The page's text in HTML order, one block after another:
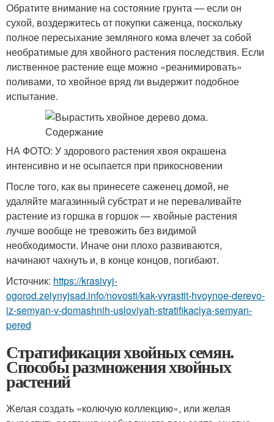
Обратите внимание на состояние грунта — если он
сухой, воздержитесь от покупки саженца, поскольку
полное пересыхание земляного кома влечет за собой
необратимые для хвойного растения последствия. Если
лиственное растение еще можно «реанимировать»
поливами, то хвойное вряд ли выдержит подобное
испытание.
НА ФОТО: У здорового растения хвоя окрашена
интенсивно и не осыпается при прикосновении
После того, как вы принесете саженец домой, не
удаляйте магазинный субстрат и не переваливайте
растение из горшка в горшок — хвойные растения
лучше вообще не тревожить без видимой
необходимости. Иначе они плохо развиваются,
начинают чахнуть и, в конце концов, погибают.
Источник: https://krasivyj-
ogorod.zelynyjsad.info/novosti/kak-vyrastit-hvoynoe-derevo-
iz-semyan-v-domashnih-usloviyah-stratifikaciya-semyan-
pered
Стратификация хвойных семян.
Способы размножения хвойных
растений
Желая создать «колючую коллекцию», или желая